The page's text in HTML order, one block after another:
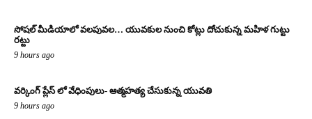
సోషల్ మీడియాలో వలపువల… యువకుల నుంచి కోట్లు దోచుకున్న మహిళ గుట్టు
రట్టు
9 hours ago
వర్కింగ్ ప్లేస్ లో వేధింపులు- ఆత్మహత్య చేసుకున్న యువతి
9 hours ago